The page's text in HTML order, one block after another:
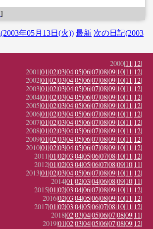
]
年05月13日(火)) 最新 次の日記(2003
2000|11|12|
2001|01|02|03|04|05|06|07|08|09|10|11|12|
2002|01|02|03|04|05|06|07|08|09|10|11|12|
2003|01|02|03|04|05|06|07|08|09|10|11|12|
2004|01|02|03|04|05|06|07|08|09|10|11|12|
2005|01|02|03|04|05|06|07|08|09|10|11|12|
2006|01|02|03|04|05|06|07|08|09|10|11|12|
2007|01|02|03|04|05|06|07|08|09|10|11|12|
2008|01|02|03|04|05|06|07|08|09|10|11|12|
2009|01|02|03|04|05|06|07|08|09|10|11|12|
2010|01|02|03|04|05|06|07|08|09|10|11|12|
2011|01|02|03|04|05|06|07|08|10|11|12|
2012|01|02|03|04|05|06|07|08|09|10|11|
2013|01|02|03|04|05|06|07|08|09|10|11|12|
2014|01|02|03|04|06|08|09|10|11|
2015|01|02|03|04|06|07|08|09|10|11|12|
2016|02|03|04|05|06|08|09|10|11|12|
2017|01|02|03|04|05|06|07|08|10|11|12|
2018|02|03|04|05|06|07|08|09|11|
2019|01|02|03|04|05|06|07|08|09|12|